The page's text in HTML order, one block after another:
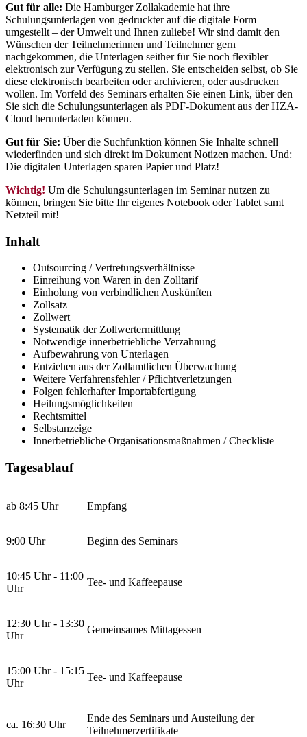
Gut für alle: Die Hamburger Zollakademie hat ihre
Schulungsunterlagen von gedruckter auf die digitale Form
umgestellt – der Umwelt und Ihnen zuliebe! Wir sind damit den
Wünschen der Teilnehmerinnen und Teilnehmer gern
nachgekommen, die Unterlagen seither für Sie noch flexibler
elektronisch zur Verfügung zu stellen. Sie entscheiden selbst, ob Sie
diese elektronisch bearbeiten oder archivieren, oder ausdrucken
wollen. Im Vorfeld des Seminars erhalten Sie einen Link, über den
Sie sich die Schulungsunterlagen als PDF-Dokument aus der HZA-
Cloud herunterladen können.
Gut für Sie: Über die Suchfunktion können Sie Inhalte schnell
wiederfinden und sich direkt im Dokument Notizen machen. Und:
Die digitalen Unterlagen sparen Papier und Platz!
Wichtig! Um die Schulungsunterlagen im Seminar nutzen zu
können, bringen Sie bitte Ihr eigenes Notebook oder Tablet samt
Netzteil mit!
Inhalt
Outsourcing / Vertretungsverhältnisse
Einreihung von Waren in den Zolltarif
Einholung von verbindlichen Auskünften
Zollsatz
Zollwert
Systematik der Zollwertermittlung
Notwendige innerbetriebliche Verzahnung
Aufbewahrung von Unterlagen
Entziehen aus der Zollamtlichen Überwachung
Weitere Verfahrensfehler / Pflichtverletzungen
Folgen fehlerhafter Importabfertigung
Heilungsmöglichkeiten
Rechtsmittel
Selbstanzeige
Innerbetriebliche Organisationsmaßnahmen / Checkliste
Tagesablauf
ab 8:45 Uhr Empfang
9:00 Uhr Beginn des Seminars
10:45 Uhr - 11:00
Uhr
Tee- und Kaffeepause
12:30 Uhr - 13:30
Uhr
Gemeinsames Mittagessen
15:00 Uhr - 15:15
Uhr
Tee- und Kaffeepause
ca. 16:30 Uhr
Ende des Seminars und Austeilung der
Teilnehmerzertifikate